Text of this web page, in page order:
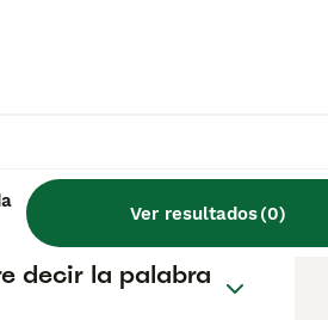
Ver resultados(0)
puntas de las orejas y ojos
el gato
decir la palabra